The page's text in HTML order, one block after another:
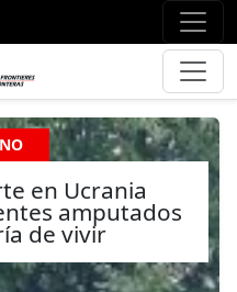
Ir
en Ucrania
amputados
de vivir